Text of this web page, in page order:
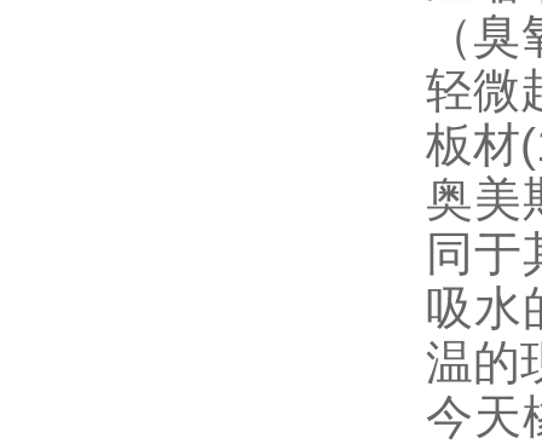
（
轻微
板材
奥美
同于
吸水
温的
今天